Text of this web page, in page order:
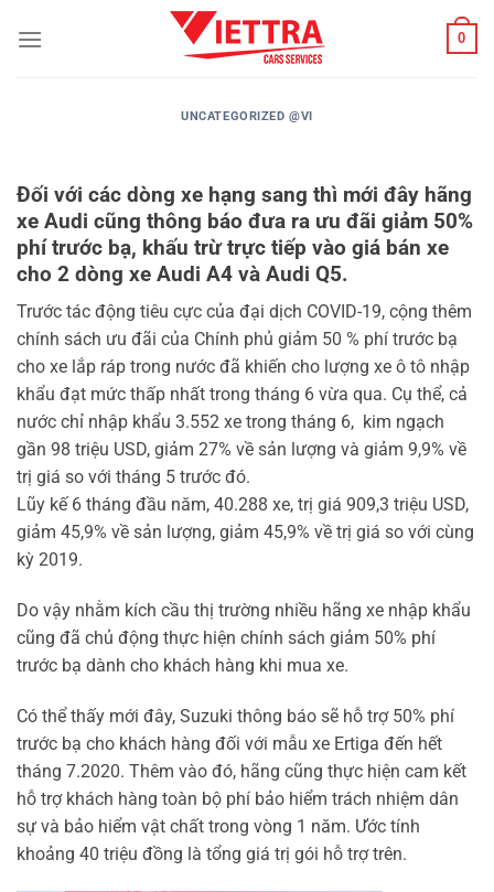
qua
0
UNCATEGORIZED @VI
Đối với các dòng xe hạng sang thì mới đây hãng
xe Audi cũng thông báo đưa ra ưu đãi giảm 50%
phí trước bạ, khấu trừ trực tiếp vào giá bán xe
cho 2 dòng xe Audi A4 và Audi Q5.
Trước tác động tiêu cực của đại dịch COVID-19, cộng thêm
chính sách ưu đãi của Chính phủ giảm 50 % phí trước bạ
cho xe lắp ráp trong nước đã khiến cho lượng xe ô tô nhập
khẩu đạt mức thấp nhất trong tháng 6 vừa qua. Cụ thể, cả
nước chỉ nhập khẩu 3.552 xe trong tháng 6, kim ngạch
gần 98 triệu USD, giảm 27% về sản lượng và giảm 9,9% về
trị giá so với tháng 5 trước đó.
Lũy kế 6 tháng đầu năm, 40.288 xe, trị giá 909,3 triệu USD,
giảm 45,9% về sản lượng, giảm 45,9% về trị giá so với cùng
kỳ 2019.
Do vậy nhằm kích cầu thị trường nhiều hãng xe nhập khẩu
cũng đã chủ động thực hiện chính sách giảm 50% phí
trước bạ dành cho khách hàng khi mua xe.
Có thể thấy mới đây, Suzuki thông báo sẽ hỗ trợ 50% phí
trước bạ cho khách hàng đối với mẫu xe Ertiga đến hết
tháng 7.2020. Thêm vào đó, hãng cũng thực hiện cam kết
hỗ trợ khách hàng toàn bộ phí bảo hiểm trách nhiệm dân
sự và bảo hiểm vật chất trong vòng 1 năm. Ước tính
khoảng 40 triệu đồng là tổng giá trị gói hỗ trợ trên.